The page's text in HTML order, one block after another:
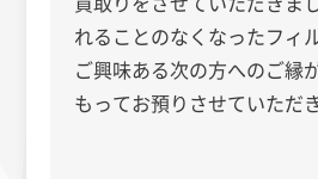
れることのなくなったフィ
ご興味ある次の方へのご縁
もってお預りさせていただ